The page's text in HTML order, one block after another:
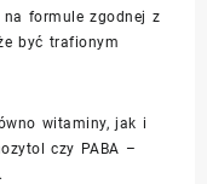
formule zgodnej z
być trafionym
witaminy, jak i
czy PABA –